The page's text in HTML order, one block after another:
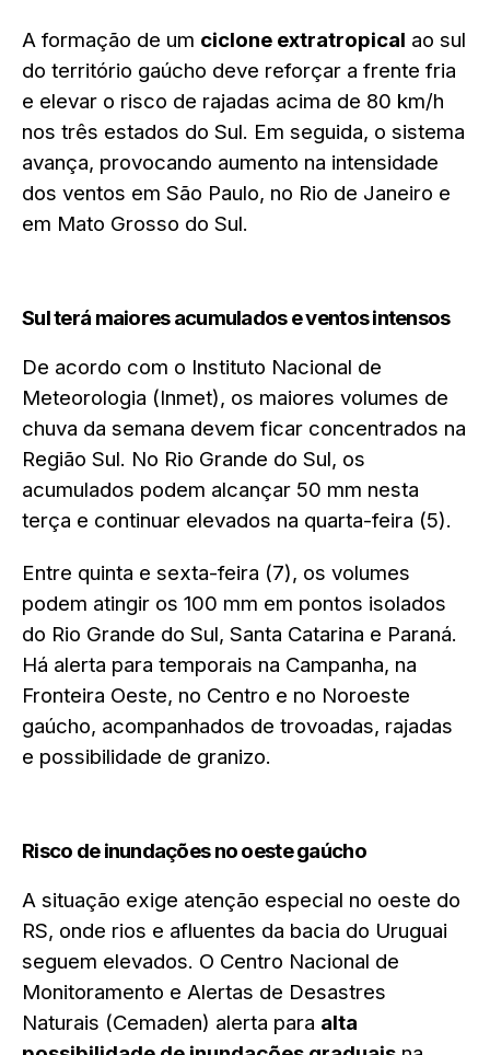
A formação de um ciclone extratropical ao sul
do território gaúcho deve reforçar a frente fria
e elevar o risco de rajadas acima de 80 km/h
nos três estados do Sul. Em seguida, o sistema
avança, provocando aumento na intensidade
dos ventos em São Paulo, no Rio de Janeiro e
em Mato Grosso do Sul.
Sul terá maiores acumulados e ventos intensos
De acordo com o Instituto Nacional de
Meteorologia (Inmet), os maiores volumes de
chuva da semana devem ficar concentrados na
Região Sul. No Rio Grande do Sul, os
acumulados podem alcançar 50 mm nesta
terça e continuar elevados na quarta-feira (5).
Entre quinta e sexta-feira (7), os volumes
podem atingir os 100 mm em pontos isolados
do Rio Grande do Sul, Santa Catarina e Paraná.
Há alerta para temporais na Campanha, na
Fronteira Oeste, no Centro e no Noroeste
gaúcho, acompanhados de trovoadas, rajadas
e possibilidade de granizo.
Risco de inundações no oeste gaúcho
A situação exige atenção especial no oeste do
RS, onde rios e afluentes da bacia do Uruguai
seguem elevados. O Centro Nacional de
Monitoramento e Alertas de Desastres
Naturais (Cemaden) alerta para alta